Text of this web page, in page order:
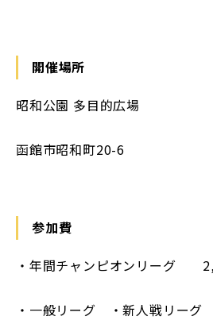
開催場所
昭和公園 多目的広場
函館市昭和町20-6
参加費
・年間チャンピオンリーグ
・一般リーグ ・新人戦リー